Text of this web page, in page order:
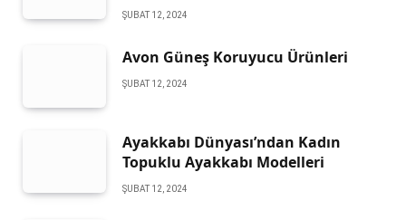
ŞUBAT 12, 2024
Avon Güneş Koruyucu Ürünleri
ŞUBAT 12, 2024
Ayakkabı Dünyası’ndan Kadın
Topuklu Ayakkabı Modelleri
ŞUBAT 12, 2024